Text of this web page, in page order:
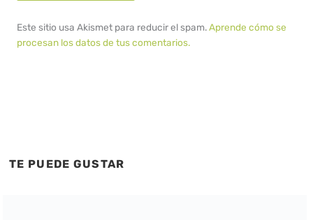
Este sitio usa Akismet para reducir el spam.Aprende cómo se
procesan los datos de tus comentarios.
TE PUEDE GUSTAR